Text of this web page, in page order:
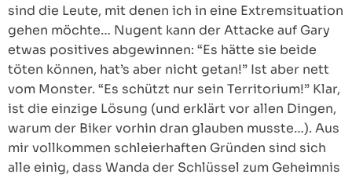
sind die Leute, mit denen ich in eine Extremsituation
gehen möchte… Nugent kann der Attacke auf Gary
etwas positives abgewinnen: “Es hätte sie beide
töten können, hat’s aber nicht getan!” Ist aber nett
vom Monster. “Es schützt nur sein Territorium!” Klar,
ist die einzige Lösung (und erklärt vor allen Dingen,
warum der Biker vorhin dran glauben musste…). Aus
mir vollkommen schleierhaften Gründen sind sich
alle einig, dass Wanda der Schlüssel zum Geheimnis